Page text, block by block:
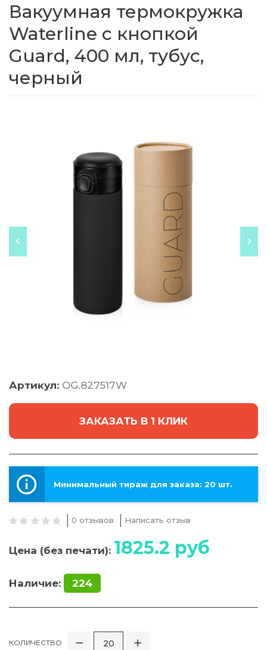
Вакуумная термокружка
Waterline c кнопкой
Guard, 400 мл, тубус,
черный
Артикул: OG.827517W
ЗАКАЗАТЬ В 1 КЛИК
Минимальный тираж для заказа: 20 шт.
0 отзывов Написать отзыв
Цена (без печати): 1825.2 руб
Наличие: 224
КОЛИЧЕСТВО